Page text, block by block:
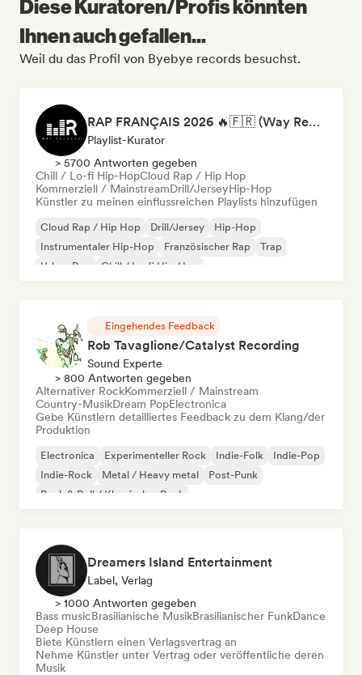
Diese Kuratoren/Profis könnten
Ihnen auch gefallen...
Weil du das Profil von Byebye records besuchst.
RAP FRANÇAIS 2026 🔥🇫🇷 (Way Records)
Playlist-Kurator
> 5700 Antworten gegeben
Chill / Lo-fi Hip-HopCloud Rap / Hip Hop
Kommerziell / MainstreamDrill/JerseyHip-Hop
Künstler zu meinen einflussreichen Playlists hinzufügen
Cloud Rap / Hip Hop Drill/Jersey
Hip-Hop
Instrumentaler Hip-Hop
Französischer Rap
Trap
Urban Pop
Chill / Lo-fi Hip-Hop
Eingehendes Feedback
Rob Tavaglione/Catalyst Recording
Sound Experte
> 800 Antworten gegeben
Alternativer RockKommerziell / Mainstream
Country-MusikDream PopElectronica
Gebe Künstlern detailliertes Feedback zu dem Klang/der
Produktion
Electronica Experimenteller Rock Indie-Folk
Indie-Pop
Indie-Rock
Metal / Heavy metal
Post-Punk
Rock & Roll / Klassischer Rock
Dreamers Island Entertainment
Label, Verlag
> 1000 Antworten gegeben
Bass musicBrasilianische MusikBrasilianischer FunkDance
Deep House
Biete Künstlern einen Verlagsvertrag an
Nehme Künstler unter Vertrag oder veröffentliche deren
Musik